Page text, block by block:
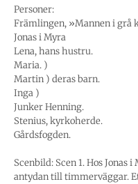
Personer:
Främlingen, »Mannen i grå
Jonas i Myra
Lena, hans hustru.
Maria. )
Martin ) deras barn.
Inga )
Junker Henning.
Stenius, kyrkoherde.
Gårdsfogden.
Scenbild: Scen 1. Hos
antydan till timmerväggar.